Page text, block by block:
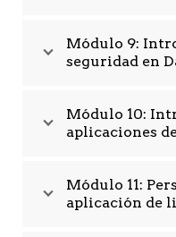
Módulo 9:
seguridad en
Módulo 10:
aplicaciones
Módulo 11:
aplicación de